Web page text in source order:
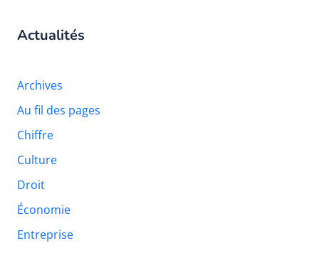
Actualités
Archives
Au fil des pages
Chiffre
Culture
Droit
Économie
Entreprise